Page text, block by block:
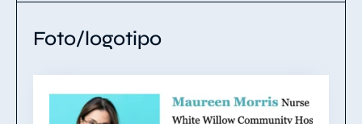
Foto/logotipo